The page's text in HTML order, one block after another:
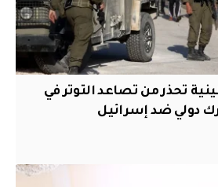
تحذر من تصاعد التوتر في
دولي ضد إسرائيل